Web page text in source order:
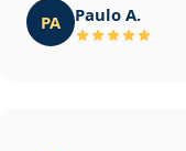
PA Paulo A.